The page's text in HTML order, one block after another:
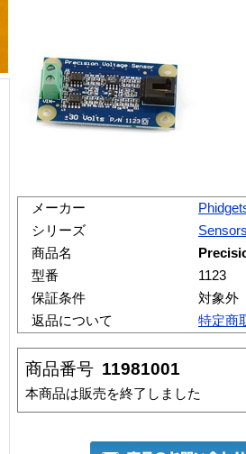
メーカー
シリーズ
商品名
型番
1123
保証条件
対象外
返品について
特定商
商品番号 11981001
本商品は販売を終了しました